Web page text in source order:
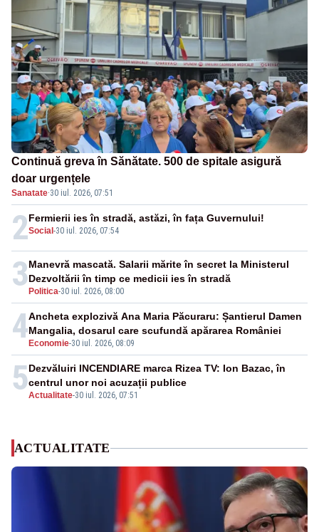
Continuă greva în Sănătate. 500 de spitale asigură
doar urgențele
Sanatate·30 iul. 2026, 07:51
2Social -30 iul. 2026, 07:54
Fermierii ies în stradă, astăzi, în fața Guvernului!
3 Politica-30 iul. 2026, 08:00
Manevră mascată. Salarii mărite în secret la Ministerul
Dezvoltării în timp ce medicii ies în stradă
4 Economie-30 iul. 2026, 08:09
Ancheta explozivă Ana Maria Păcuraru: Șantierul Damen
Mangalia, dosarul care scufundă apărarea României
5Actualitate-30 iul. 2026, 07:51
Dezvăluiri INCENDIARE marca Rizea TV: Ion Bazac, în
centrul unor noi acuzații publice
ACTUALITATE